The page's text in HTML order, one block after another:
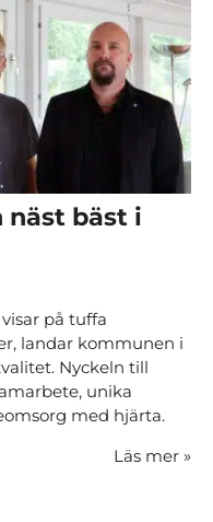
näst bäst i
på tuffa
landar kommunen i
Nyckeln till
unika
med hjärta.
Läs mer »